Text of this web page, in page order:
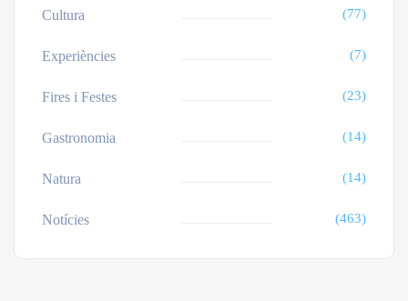
Cultura (77)
Experiències (7)
Fires i Festes (23)
Gastronomia (14)
Natura (14)
Notícies (463)